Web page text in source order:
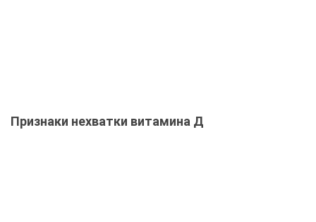
Признаки нехватки витамина Д